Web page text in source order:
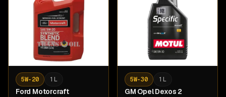
5W-20 1 L
Ford Motorcraft
5W-30 1 L
GM Opel Dexos 2